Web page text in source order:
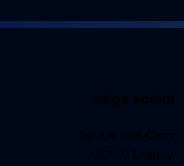
Siège social
55 rue Sadi Carnot
93700 Drancy